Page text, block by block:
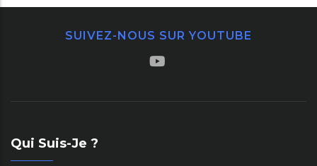
SUIVEZ-NOUS SUR YOUTUBE
Qui Suis-Je ?